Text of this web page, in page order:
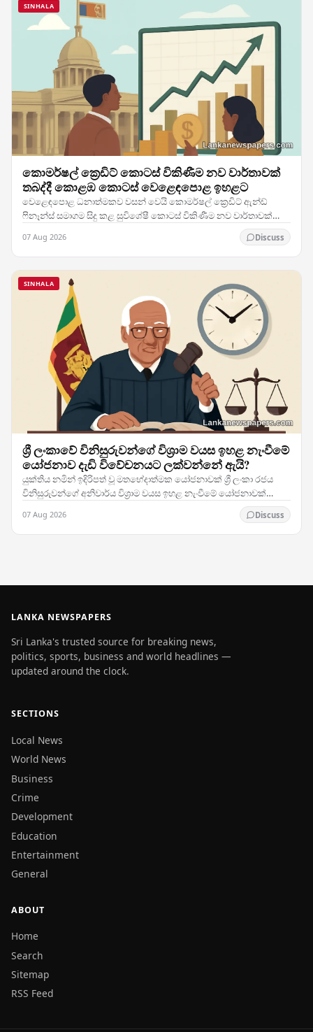
SINHALA
කොමර්ෂල් ක්‍රෙඩිට් කොටස් විකිණීම නව වාර්තාවක්
තබද්දී කොළඹ කොටස් වෙළෙඳපොළ ඉහළට
වෙළෙඳපොළ ධනාත්මකව වසන් වෙයි කොමර්ෂල් ක්‍රෙඩිට් ඇන්ඩ්
ෆිනෑන්ස් සමාගම සිදු කළ සුවිශේෂී කොටස් විකිණීම නව වාර්තාවක්
07 Aug 2026 Discuss
SINHALA
ශ්‍රී ලංකාවේ විනිසුරුවන්ගේ විශ්‍රාම වයස ඉහළ නැංවීමේ
යෝජනාව දැඩි විවේචනයට ලක්වන්නේ ඇයි?
යුක්තිය නමින් ඉදිරිපත් වූ මතභේදාත්මක යෝජනාවක් ශ්‍රී ලංකා රජය
විනිසුරුවන්ගේ අනිවාර්ය විශ්‍රාම වයස ඉහළ නැංවීමේ යෝජනාවක්
07 Aug 2026 Discuss
LANKA NEWSPAPERS
Sri Lanka's trusted source for breaking news,
politics, sports, business and world headlines —
updated around the clock.
SECTIONS
Local News
World News
Business
Crime
Development
Education
Entertainment
General
ABOUT
Home
Search
Sitemap
RSS Feed